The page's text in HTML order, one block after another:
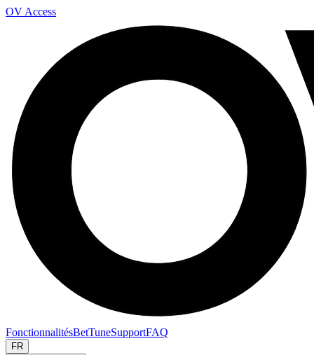
OV Access
FonctionnalitésBetTuneSupportFAQ
FR